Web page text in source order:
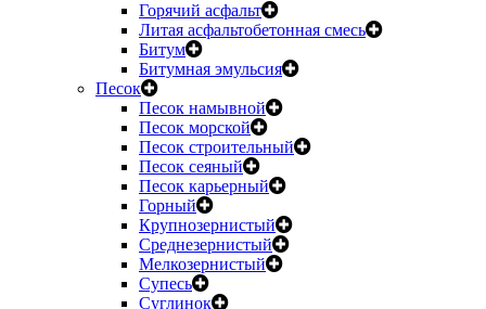
Горячий асфальт
Литая асфальтобетонная смесь
Битум
Битумная эмульсия
Песок
Песок намывной
Песок морской
Песок строительный
Песок сеяный
Песок карьерный
Горный
Крупнозернистый
Среднезернистый
Мелкозернистый
Супесь
Суглинок